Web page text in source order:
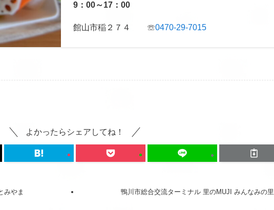
9：00～17：00
館山市稲２７４ ☏0470-29-7015
よかったらシェアしてね！
みやま 鴨川市総合交流ターミナル 里のMUJI みんなみの里